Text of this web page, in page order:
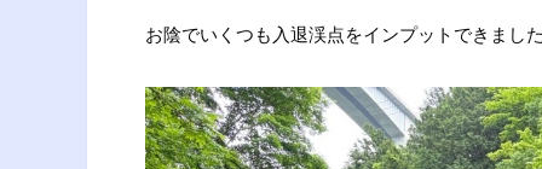
お陰でいくつも入退渓点をインプットできまし